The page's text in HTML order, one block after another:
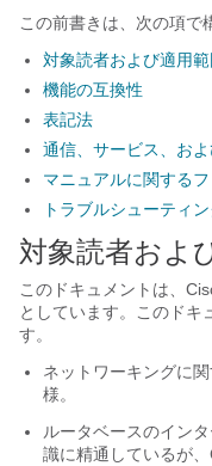
この前書きは、次の項で
対象読者および適用範
機能の互換性
表記法
通信、サービス、お
マニュアルに関する
トラブルシューティ
対象読者およ
このドキュメントは、
としています。このドキ
す。
ネットワーキングに
様。
ルータベースのイン
識に精通しているが